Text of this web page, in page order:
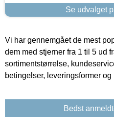
Se udvalget
Vi har gennemgået de mest
dem med stjerner fra 1 til 5 ud
sortimentstørrelse,
betingelser, leveringsformer
Bedst